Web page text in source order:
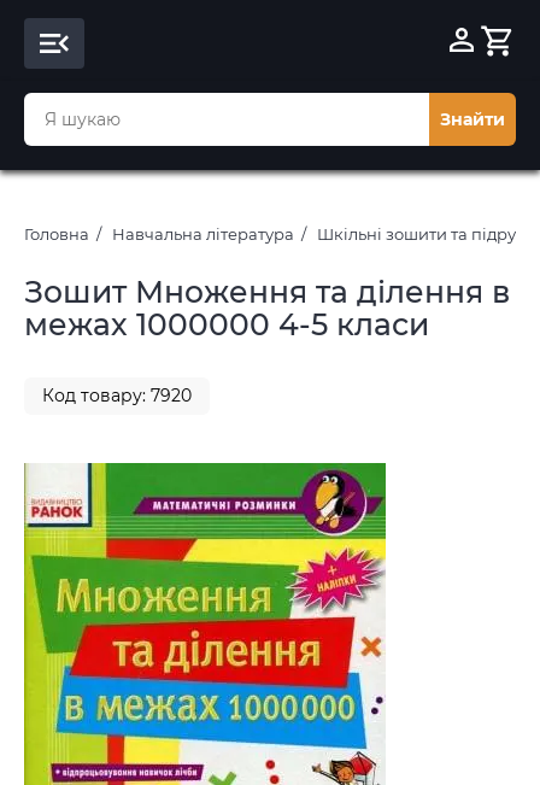
Знайти
Головна Навчальна література Шкільні зошити та
Зошит Множення та ділення в
межах 1000000 4-5 класи
Код товару: 7920